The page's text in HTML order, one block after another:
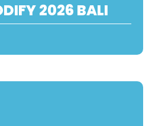
2026 BALI